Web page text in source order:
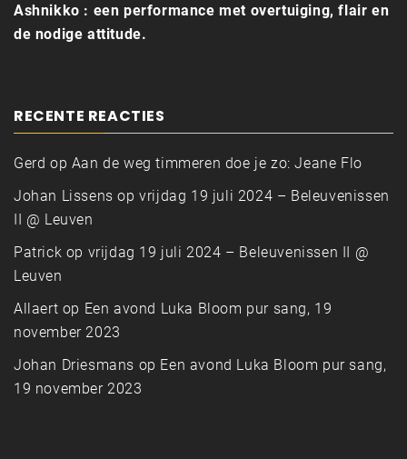
Ashnikko : een performance met overtuiging, flair en
de nodige attitude.
RECENTE REACTIES
Gerd op Aan de weg timmeren doe je zo: Jeane Flo
Johan Lissens opvrijdag 19 juli 2024 – Beleuvenissen
II @ Leuven
Patrick op vrijdag 19 juli 2024 – Beleuvenissen II @
Leuven
Allaert op Een avond Luka Bloom pur sang, 19
november 2023
Johan Driesmans op Een avond Luka Bloom pur sang,
19 november 2023